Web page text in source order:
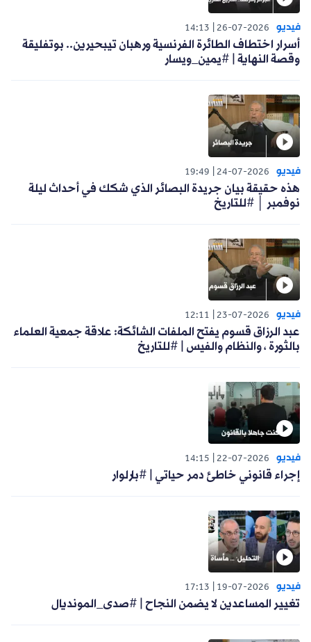
فيديو 26-07-2026
14:13
أسرار اختطاف الطائرة الفرنسية ورهبان تيبحيرين.. بوتفليقة
وقصة النهاية | #يمين_ويسار
فيديو 24-07-2026
19:49
هذه حقيقة بيان جريدة البصائر الذي شكك في أحداث ليلة
نوفمبر │ #للتاريخ
فيديو 23-07-2026
12:11
عبد الرزاق قسوم يفتح الملفات الشائكة: علاقة جمعية العلماء
بالثورة ، والنظام والفيس | #للتاريخ
فيديو 22-07-2026
14:15
إجراء قانوني خاطئ دمر حياتي | #بارلوار
فيديو 19-07-2026
17:13
تغيير المساعدين لا يضمن النجاح | #صدى_المونديال